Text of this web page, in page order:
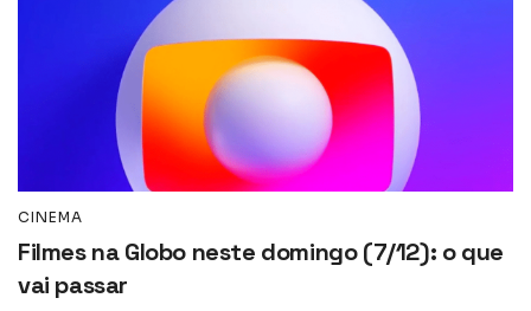
CINEMA
Filmes na Globo neste domingo (7/12): o que
vai passar